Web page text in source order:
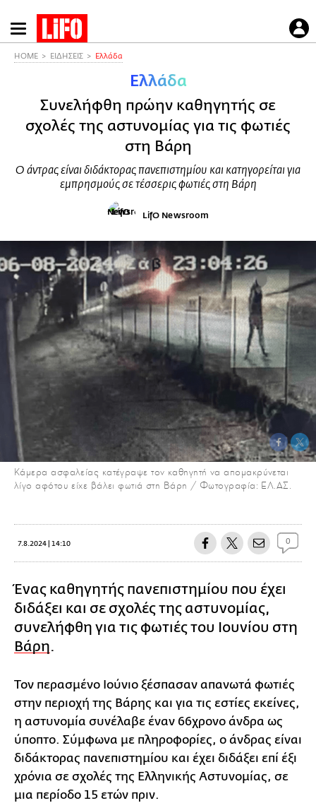
Παράκαμψη
προς
HOME ΕΙΔΗΣΕΙΣ Ελλάδα
Ελλάδα
Συνελήφθη πρώην καθηγητής σε
σχολές της αστυνομίας για τις φωτιές
στη Βάρη
Ο άντρας είναι διδάκτορας πανεπιστημίου και κατηγορείται για
εμπρησμούς σε τέσσερις φωτιές στη Βάρη
LifO Newsroom
Κάμερα ασφαλείας κατέγραψε τον καθηγητή να απομακρύνεται
λίγο αφότου είχε βάλει φωτιά στη Βάρη / Φωτογραφία: ΕΛ.ΑΣ.
7.8.2024 | 14:10 0
Ένας καθηγητής πανεπιστημίου που έχει
διδάξει και σε σχολές της αστυνομίας,
συνελήφθη για τις φωτιές του Ιουνίου στη
Βάρη.
Τον περασμένο Ιούνιο ξέσπασαν απανωτά φωτιές
στην περιοχή της Βάρης και για τις εστίες εκείνες,
η αστυνομία συνέλαβε έναν 66χρονο άνδρα ως
ύποπτο. Σύμφωνα με πληροφορίες, ο άνδρας είναι
διδάκτορας πανεπιστημίου και έχει διδάξει επί έξι
χρόνια σε σχολές της Ελληνικής Αστυνομίας, σε
μια περίοδο 15 ετών πριν.